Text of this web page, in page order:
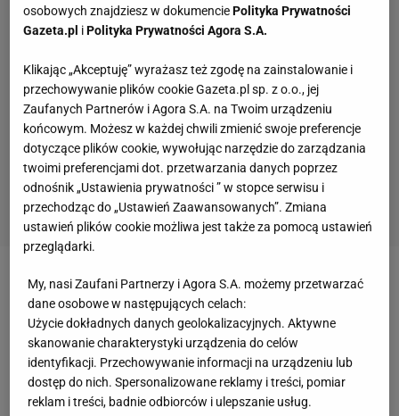
Zobacz wideoDevelopRes Rzeszów zwycięski w
pierwszym meczu finałowym TAURON Ligi.
Katarzyna Wenerska: Jeszcze bardzo daleko
Prime MMA 12 się nie odbędzie? Organizatorzy
osobowych znajdziesz w dokumenciePolityka Prywatności
Gazeta.pl iPolityka Prywatności Agora S.A.
Klikając „Akceptuję” wyrażasz też zgodę na zainstalowanie i
przechowywanie plików cookie Gazeta.pl sp. z o.o., jej
Zaufanych Partnerów i Agora S.A. na Twoim urządzeniu
końcowym. Możesz w każdej chwili zmienić swoje preferencje
dotyczące plików cookie, wywołując narzędzie do zarządzania
twoimi preferencjami dot. przetwarzania danych poprzez
odnośnik „Ustawienia prywatności ” w stopce serwisu i
przechodząc do „Ustawień Zaawansowanych”. Zmiana
ustawień plików cookie możliwa jest także za pomocą ustawień
przeglądarki.
My, nasi Zaufani Partnerzy i Agora S.A. możemy przetwarzać
dane osobowe w następujących celach:
Użycie dokładnych danych geolokalizacyjnych. Aktywne
skanowanie charakterystyki urządzenia do celów
identyfikacji. Przechowywanie informacji na urządzeniu lub
dostęp do nich. Spersonalizowane reklamy i treści, pomiar
reklam i treści, badnie odbiorców i ulepszanie usług.